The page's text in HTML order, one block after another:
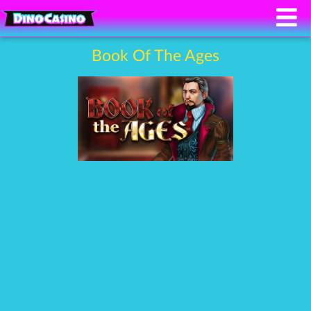
Book Of The Ages